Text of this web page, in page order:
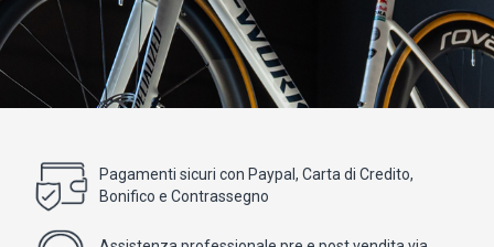
Pagamenti sicuri con Paypal, Carta di Credito,
Bonifico e Contrassegno